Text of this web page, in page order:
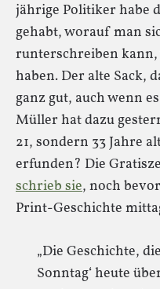
jährige Politiker habe
gehabt, worauf man
runterschreiben kann,
haben. Der alte Sack,
ganz gut, auch wenn
Müller hat dazu
21, sondern 33 Jahre
erfunden? Die
schrieb sie, noch
Print-Geschichte
„Die Geschichte,
Sonntag‘ heute